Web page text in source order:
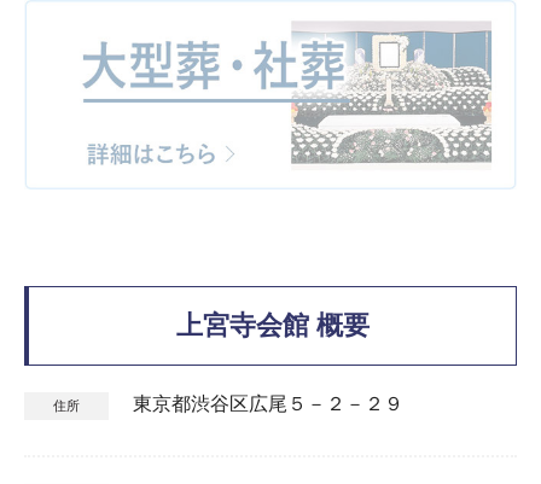
上宮寺会館 概要
住所 東京都渋谷区広尾５－２－２９